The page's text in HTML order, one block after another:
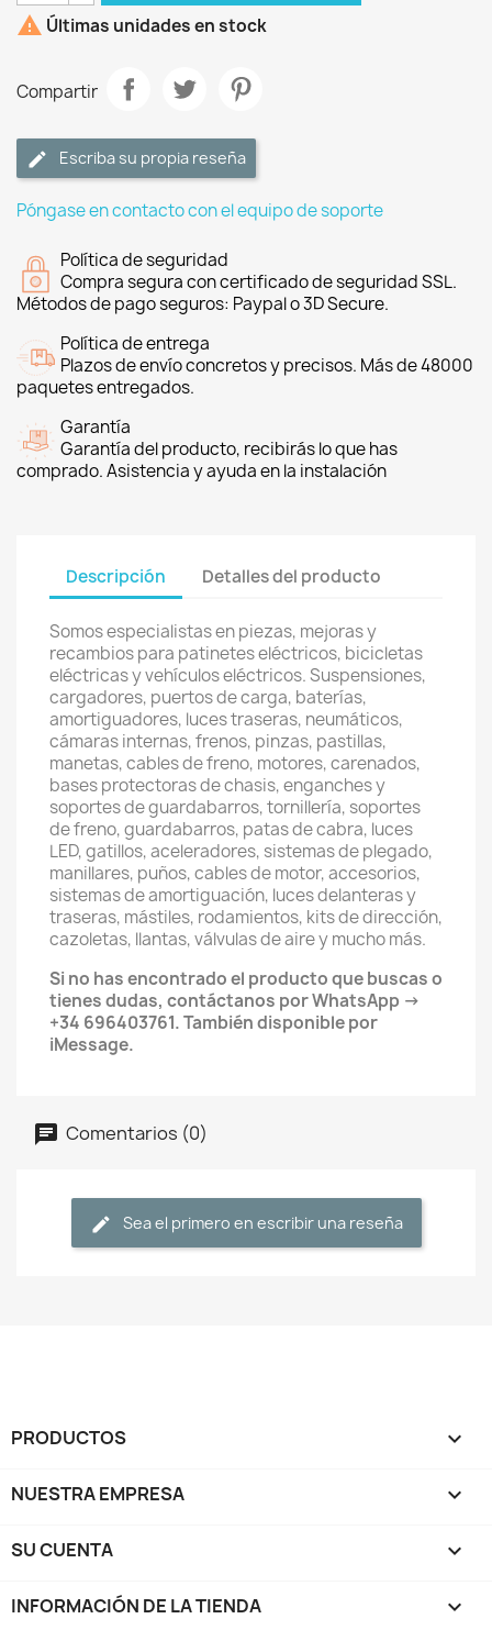
 Últimas unidades en stock
Compartir
Escriba su propia reseña
Póngase en contacto con el equipo de soporte
Política de seguridad
Compra segura con certificado de seguridad SSL.
Métodos de pago seguros: Paypal o 3D Secure.
Política de entrega
Plazos de envío concretos y precisos. Más de 48000
paquetes entregados.
Garantía
Garantía del producto, recibirás lo que has
comprado. Asistencia y ayuda en la instalación
Descripción Detalles del producto
Somos especialistas en piezas, mejoras y
recambios para patinetes eléctricos, bicicletas
eléctricas y vehículos eléctricos. Suspensiones,
cargadores, puertos de carga, baterías,
amortiguadores, luces traseras, neumáticos,
cámaras internas, frenos, pinzas, pastillas,
manetas, cables de freno, motores, carenados,
bases protectoras de chasis, enganches y
soportes de guardabarros, tornillería, soportes
de freno, guardabarros, patas de cabra, luces
LED, gatillos, aceleradores, sistemas de plegado,
manillares, puños, cables de motor, accesorios,
sistemas de amortiguación, luces delanteras y
traseras, mástiles, rodamientos, kits de dirección,
cazoletas, llantas, válvulas de aire y mucho más.
Si no has encontrado el producto que buscas o
tienes dudas, contáctanos por WhatsApp →
+34 696403761. También disponible por
iMessage.
Comentarios (0)
Sea el primero en escribir una reseña
PRODUCTOS 
NUESTRA EMPRESA 
SU CUENTA 
INFORMACIÓN DE LA TIENDA keyboard_arrow_down